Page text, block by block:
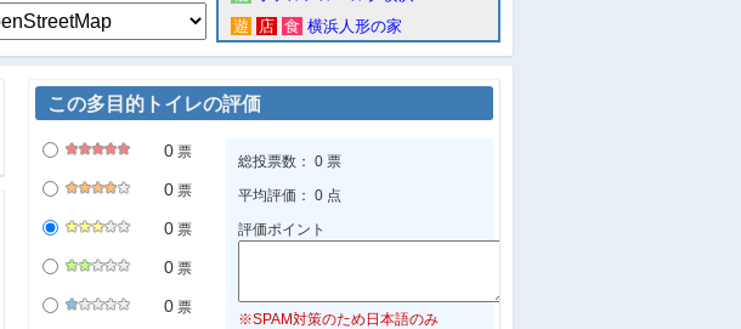
遊
店 食 横浜人形の家
コファミリーマート山下公園前店
他山下公園
駅みなとみらい線 元町・中華街駅
この多目的トイレの評価
0 票
0 票
0 票
0 票
0 票
総投票数： 0 票
平均評価： 0 点
評価ポイント
※SPAM対策のため日本語のみ